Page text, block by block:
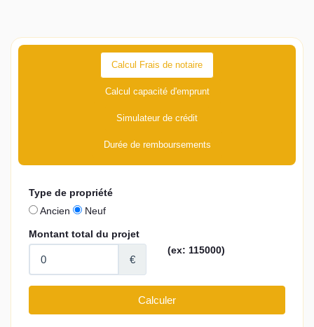
Calcul Frais de notaire
Calcul capacité d'emprunt
Simulateur de crédit
Durée de remboursements